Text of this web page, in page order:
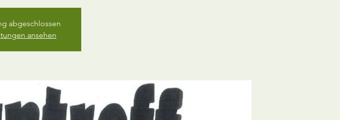
abgeschlossen
ansehen